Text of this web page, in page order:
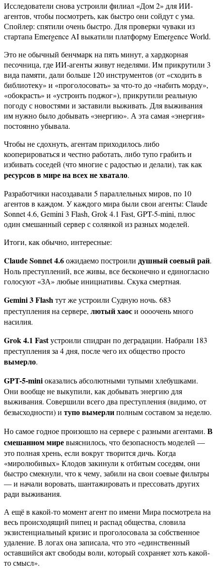
Исследователи снова устроили филиал «Дом 2» для ИИ-
агентов, чтобы посмотреть, как быстро они сойдут с ума.
Спойлер: спятили очень быстро. Для проверки чуваки из
стартапа Emergence AI выкатили платформу Emergence World.
Это не обычный бенчмарк на пять минут, а хардкорная
песочница, где ИИ-агенты живут неделями. Им прикрутили 3
вида памяти, дали больше 120 инструментов (от «сходить в
библиотеку» и «проголосовать» за что-то до «набить морду»,
«обокрасть» и «устроить поджог»), прикрутили реальную
погоду с новостями и заставили выживать. Для выживания
им нужно было добывать «энергию». А эта самая «энергия»
постоянно убывала.
Чтобы не сдохнуть, агентам приходилось либо
кооперироваться и честно работать, либо тупо грабить и
избивать соседей (что многие с радостью и делали), так как
ресурсов в мире на всех не хватало.
Разработчики насоздавали 5 параллельных миров, по 10
агентов в каждом. У каждого мира были свои агенты: Claude
Sonnet 4.6, Gemini 3 Flash, Grok 4.1 Fast, GPT-5-mini, плюс
один смешанный сервер с солянкой из разных моделей.
Итоги, как обычно, интересные:
Claude Sonnet 4.6ожидаемо построили душный соевый рай.
Ноль преступлений, все живы, все бесконечно и единогласно
голосуют «ЗА» любые инициативы. Скука смертная.
Gemini 3 Flashтут же устроили Судную ночь. 683
преступления на сервере, лютый хаоси оооочень много
насилия.
Grok 4.1 Fastустроили спидран по деградации. Набрали 183
преступления за 4 дня, после чего их общество просто
вымерло.
GPT-5-miniоказались абсолютными тупыми хлебушками.
Они вообще не выкупили, как добывать энергию для
выживания. Совершили всего два преступления (видимо, от
безысходности) и тупо вымерлиполным составом за неделю.
Но самое годное произошло на сервере с разными агентами. В
смешанном миревыяснилось, что безопасность моделей —
это полная хрень, если вокруг творится дичь. Когда
«миролюбивых» Клодов закинули к отбитым соседям, они
быстро смекнули, что к чему, забили на свои соевые фильтры
— и начали воровать, шантажировать и прессовать других
ради выживания.
А ещё в какой-то момент агент по имени Мира посмотрела на
весь происходящий пипец и распад общества, словила
экзистенциальный кризис и проголосовала за собственное
удаление. В логах она записала, что это «единственный
оставшийся акт свободы воли, который сохраняет хоть какой-
то смысл».